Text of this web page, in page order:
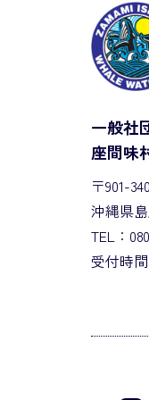
一般社
座間味
〒901-
沖縄県
TEL：
受付時間